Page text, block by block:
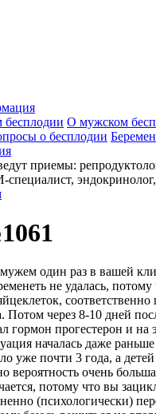
О мужском
о бесплодии
приемы:
специалист,
один раз в вашей
не удалась, потому
соответственно
Потом через 8-10 дней
гормон прогестерон и на
началась даже раньше
уже почти 3 года, а детей
вероятность очень
потому что вы
(психологически)